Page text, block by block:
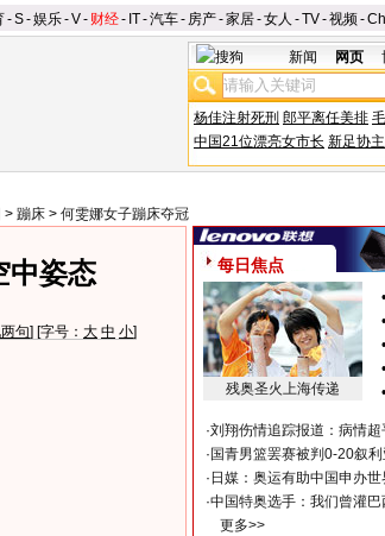
-S-娱乐-V- 财经- IT-汽车- 房产-家居-女人 -TV-视频-
新闻 网页
杨佳注射死刑 郎平离任美排
中国21位漂亮女市长 新足协
> 蹦床 > 何雯娜女子蹦床夺冠
中姿态
句] [字号： 大 中 小]
每日焦点
残奥圣火上海传递
•
•
•
•
•
·刘翔伤情追踪报道：病情
· 国青男篮罢赛被判0-20叙
· 日媒：奥运有助中国申办
·中国特奥选手：我们曾灌
更多>>